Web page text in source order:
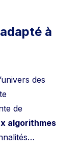
à
des
de
algorithmes